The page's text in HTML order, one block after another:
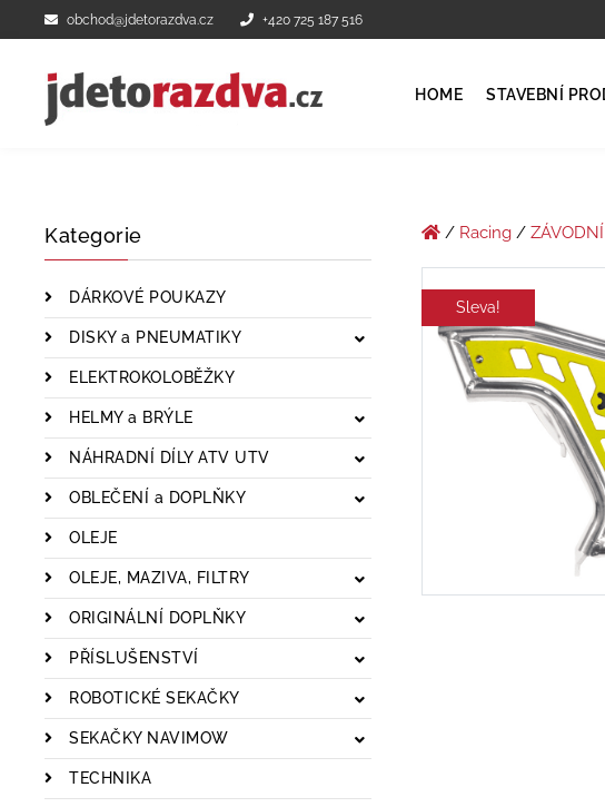
obchod@jdetorazdva.cz +420 725 187 516
HOME STAVEBNÍ
Kategorie
DÁRKOVÉ POUKAZY
DISKY a PNEUMATIKY
ELEKTROKOLOBĚŽKY
HELMY a BRÝLE
NÁHRADNÍ DÍLY ATV UTV
OBLEČENÍ a DOPLŇKY
OLEJE
OLEJE, MAZIVA, FILTRY
ORIGINÁLNÍ DOPLŇKY
PŘÍSLUŠENSTVÍ
ROBOTICKÉ SEKAČKY
SEKAČKY NAVIMOW
TECHNIKA
/ Racing/
Sleva!